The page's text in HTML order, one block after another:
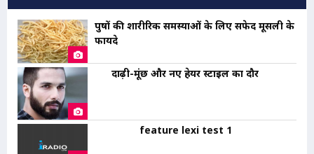
पुरुषों की शारीरिक समस्याओं के लिए सफेद मूसली के
फायदे
दाढ़ी-मूंछ और नए हेयर स्टाइल का दौर
feature lexi test 1